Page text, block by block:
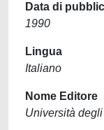
Data di
1990
Lingua
Italiano
Nome Editore
Università